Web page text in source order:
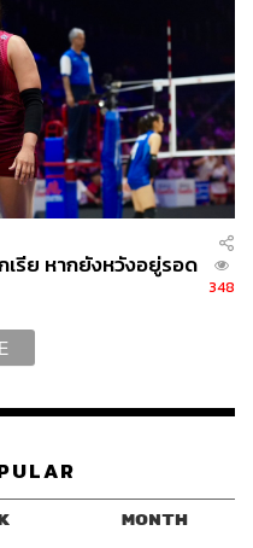
เรีย หากยังหวังอยู่รอด
348
MONTH